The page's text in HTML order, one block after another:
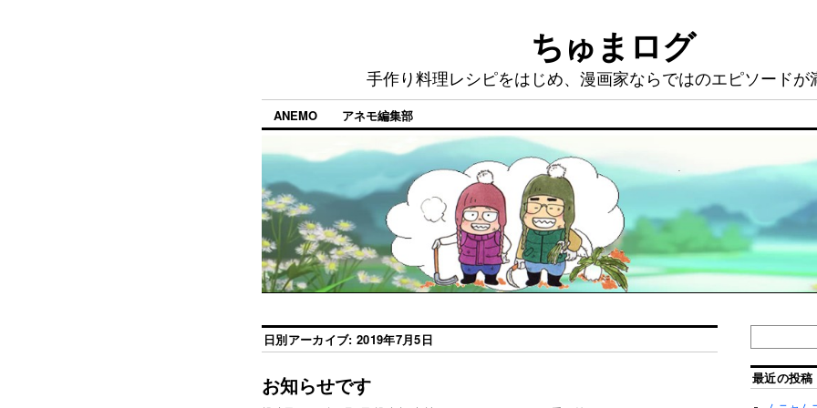
ちゅまログ
手作り料理レシピをはじめ、漫画家ならではのエピソードが
ANEMO アネモ編集部
日別アーカイブ: 2019年7月5日
お知らせです 最近の投稿